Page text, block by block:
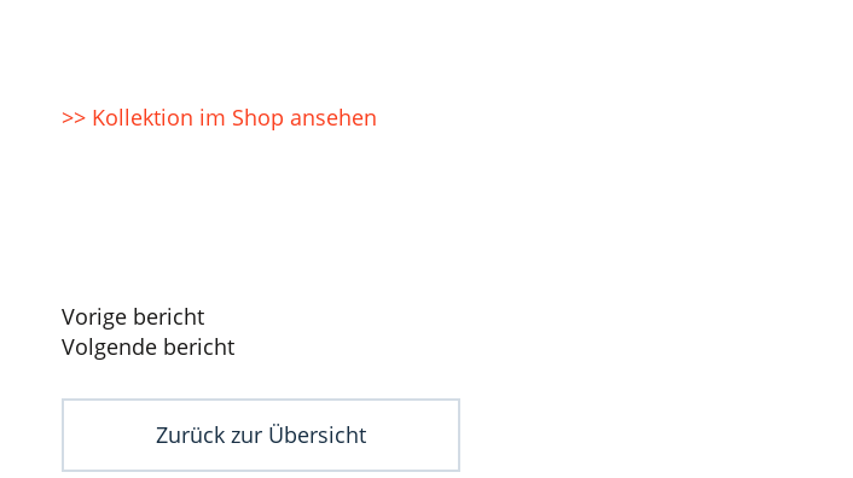
>> Kollektion im Shop ansehen
Beitragsnavigation
Vorige bericht
Volgende bericht
Zurück zur Übersicht